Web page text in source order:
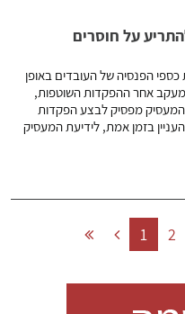
על חוסרים
הפנסיה של העובדים באופן
מעקב אחר ההפקדות השוטפות,
המעסיק מפסיק לבצע הפקדות
בזמן אמת, לידיעת המעסיק
1 2